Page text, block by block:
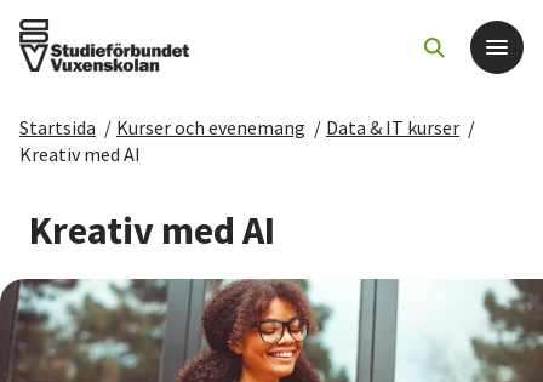
Det här gör vi
För dig som
Sök kurser och evenemang
Om SV
Startsida / Kurser och evenemang / Data & IT kurser /
Kreativ med AI
Kreativ med AI